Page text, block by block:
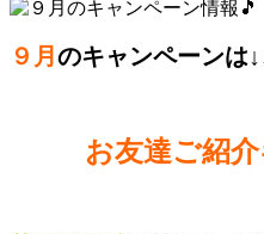
９月 のキャンペーンは
お友達ご紹